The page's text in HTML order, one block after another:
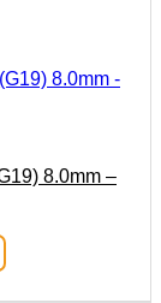
8.0mm –